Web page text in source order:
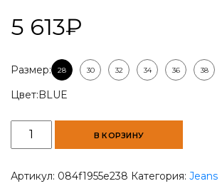
5 613₽
Размер: 28 30 32 34 36 38
Цвет: BLUE
Количество
товара
Slim-
В КОРЗИНУ
Артикул: 084f1955e238 Категория: Jeans